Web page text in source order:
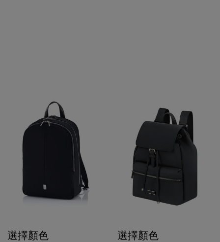
選擇顏色 選擇顏色